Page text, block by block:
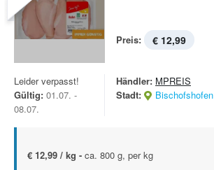
Preis: € 12,99
Leider verpasst!
Gültig: 01.07. -
08.07.
Händler: MPREIS
Stadt:
Bischofshofen
€ 12,99 / kg - ca. 800 g, per kg